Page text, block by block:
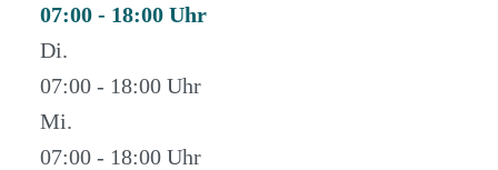
07:00 - 18:00
Di.
07:00 - 18:00
Mi.
07:00 - 18:00